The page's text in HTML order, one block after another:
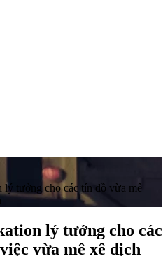
tưởng cho các tín đồ vừa mê
lý tưởng cho các
vừa mê xê dịch